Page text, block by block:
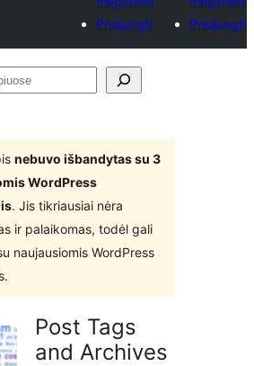
Prisijungti
Prisijungti
nebuvo išbandytas su 3
WordPress
. Jis tikriausiai nėra
ir palaikomas, todėl gali
naujausiomis WordPress
Post Tags
and Archives